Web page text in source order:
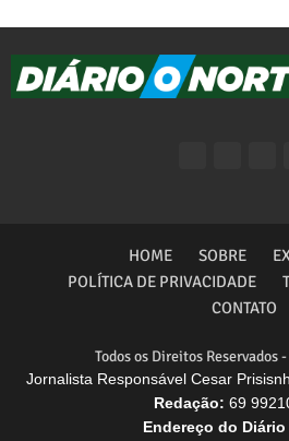
Todos os Direitos
Jornalista Responsável Cesar
Redação: 69
Endereço do Diário
HOME SOBRE
POLÍTICA DE PRIVACIDADE
CONTATO